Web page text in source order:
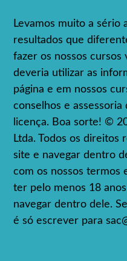
Levamos muito a sério
resultados que
fazer os nossos cursos
deveria utilizar as
página e em nossos
conselhos e
licença. Boa sorte! ©
Ltda. Todos os direitos
site e navegar dentro
com os nossos termos
ter pelo menos 18
navegar dentro dele.
é só escrever para